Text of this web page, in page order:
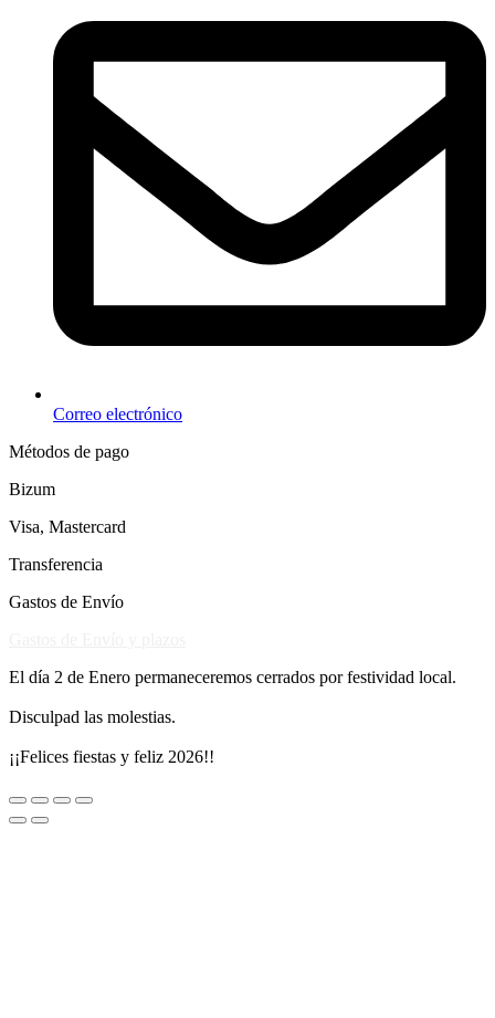
Correo electrónico
Métodos de pago
Bizum
Visa, Mastercard
Transferencia
Gastos de Envío
El día 2 de Enero permaneceremos cerrados por festividad local.
Disculpad las molestias.
¡¡Felices fiestas y feliz 2026!!